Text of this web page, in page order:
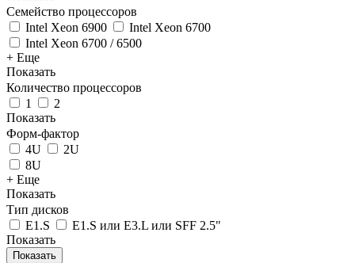
Семейство процессоров
Intel Xeon 6900
Intel Xeon 6700
Intel Xeon 6700 / 6500
+ Еще
Показать
Количество процессоров
1
2
Показать
Форм-фактор
4U
2U
8U
+ Еще
Показать
Тип дисков
E1.S
E1.S или E3.L или SFF 2.5"
Показать
Показать